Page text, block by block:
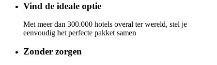
Vind de ideale optie
Met meer dan 300.000 hotels overal ter wereld, stel je
eenvoudig het perfecte pakket samen
Zonder zorgen